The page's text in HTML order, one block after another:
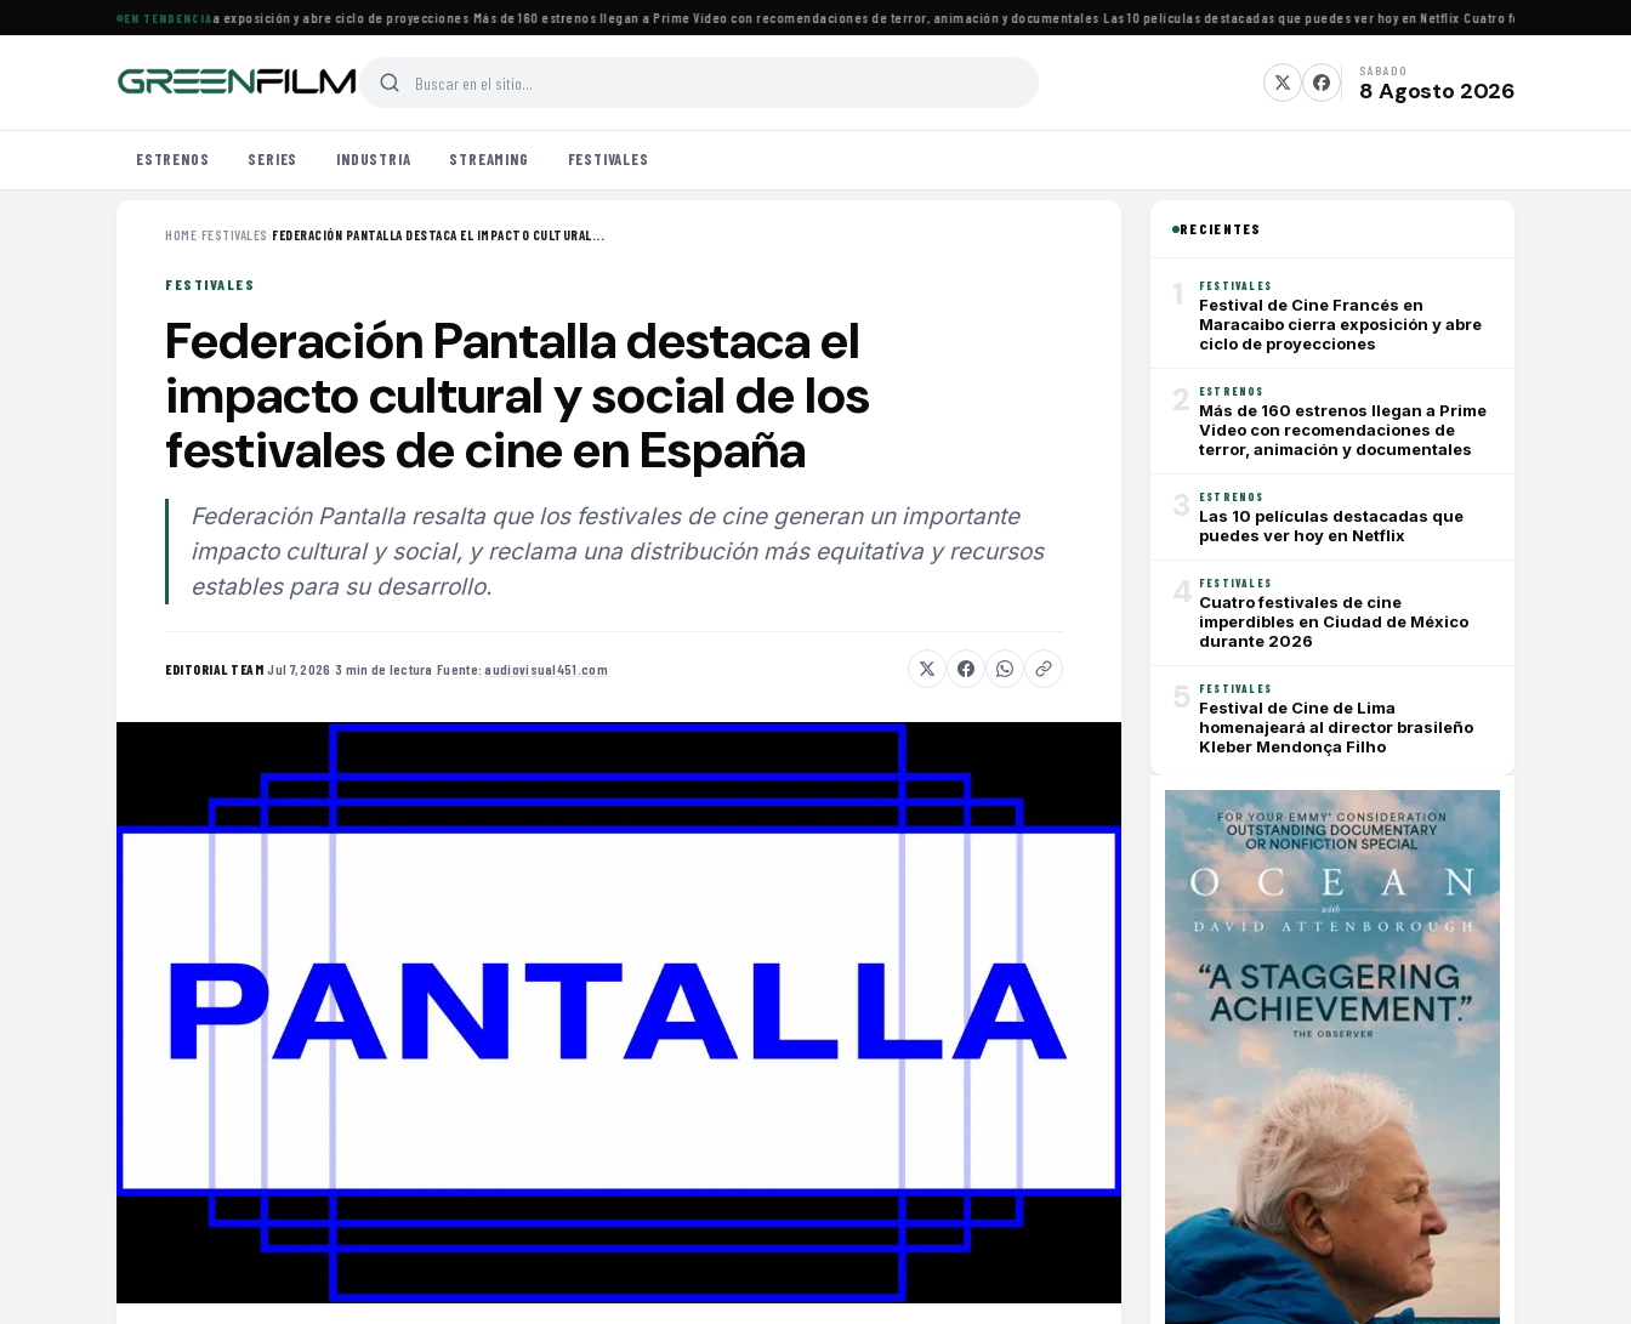
EN TENDENCIA
Francés en Maracaibo cierra exposición y abre ciclo de proyecciones·Más de 160 estrenos llegan a Prime Video con recomendaciones de terror, animación y documentales·Las 10 películas destacadas que puedes ver hoy en Netflix·Cuatro festivales de cine
SÁBADO
8 Agosto 2026
ESTRENOS SERIES INDUSTRIA STREAMING FESTIVALES
HOME›FESTIVALES ›FEDERACIÓN PANTALLA DESTACA EL IMPACTO CULTURAL...
FESTIVALES
Federación Pantalla destaca el
impacto cultural y social de los
festivales de cine en España
Federación Pantalla resalta que los festivales de cine generan un importante
impacto cultural y social, y reclama una distribución más equitativa y recursos
estables para su desarrollo.
EDITORIAL TEAM·Jul 7, 2026 ·3 min de lectura ·Fuente:audiovisual451.com
RECIENTES
1 FESTIVALES
Festival de Cine Francés en
Maracaibo cierra exposición y abre
ciclo de proyecciones
2 ESTRENOS
Más de 160 estrenos llegan a Prime
Video con recomendaciones de
terror, animación y documentales
3 ESTRENOS
Las 10 películas destacadas que
puedes ver hoy en Netflix
4 FESTIVALES
Cuatro festivales de cine
imperdibles en Ciudad de México
durante 2026
5 FESTIVALES
Festival de Cine de Lima
homenajeará al director brasileño
Kleber Mendonça Filho